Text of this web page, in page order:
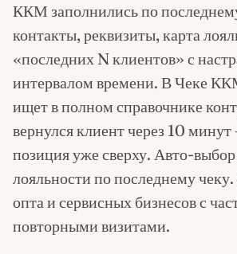
ККМ заполнились по
контакты, реквизиты, карта
«последних N клиентов» с
интервалом времени. В Чеке
ищет в полном справочнике
вернулся клиент через 10
позиция уже сверху. Авто-
лояльности по последнему
опта и сервисных бизнесов с
повторными визитами.